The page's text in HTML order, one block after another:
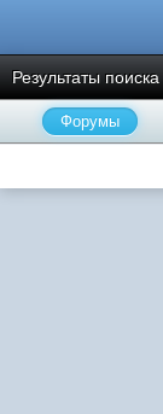
Результаты поиска
Форумы